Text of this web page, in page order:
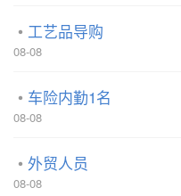
工艺品导购
08-08
车险内勤1名
08-08
外贸人员
08-08